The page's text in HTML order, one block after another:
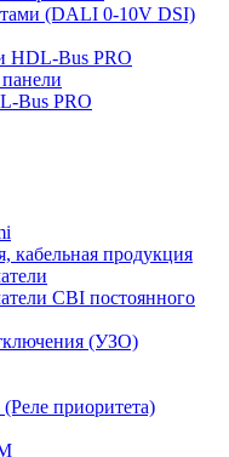
(DALI 0-10V DSI)
HDL-Bus PRO
Bus PRO
кабельная продукция
CBI постоянного
(УЗО)
приоритета)